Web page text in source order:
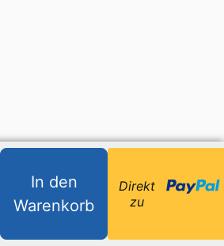
In den
Warenkorb
Direkt
zu